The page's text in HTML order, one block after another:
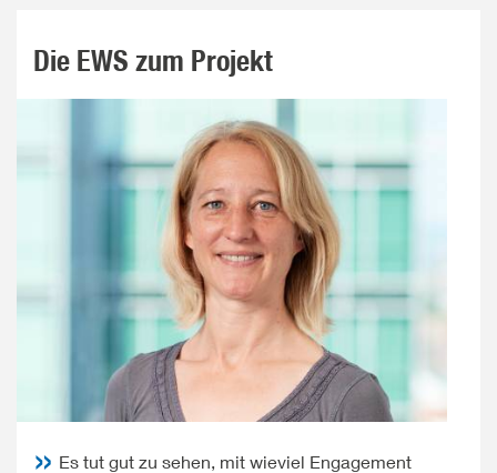
Die EWS zum Projekt
Es tut gut zu sehen, mit wieviel Engagement